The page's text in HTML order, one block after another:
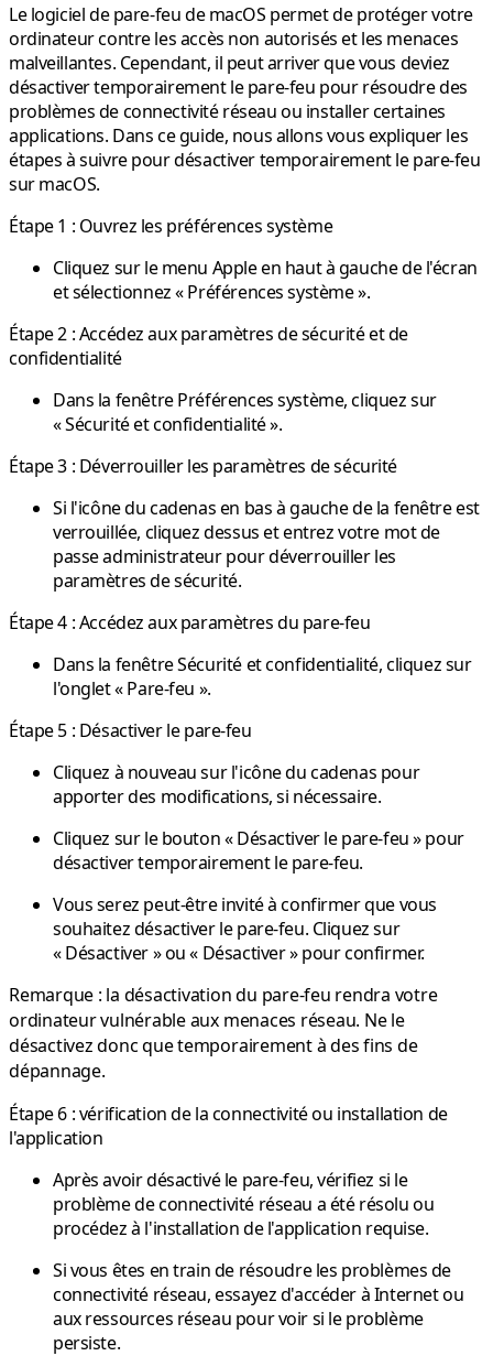
Le logiciel de pare-feu de macOS permet de protéger votre
ordinateur contre les accès non autorisés et les menaces
malveillantes. Cependant, il peut arriver que vous deviez
désactiver temporairement le pare-feu pour résoudre des
problèmes de connectivité réseau ou installer certaines
applications. Dans ce guide, nous allons vous expliquer les
étapes à suivre pour désactiver temporairement le pare-feu
sur macOS.
Étape 1 : Ouvrez les préférences système
Cliquez sur le menu Apple en haut à gauche de l'écran
et sélectionnez « Préférences système ».
Étape 2 : Accédez aux paramètres de sécurité et de
confidentialité
Dans la fenêtre Préférences système, cliquez sur
« Sécurité et confidentialité ».
Étape 3 : Déverrouiller les paramètres de sécurité
Si l'icône du cadenas en bas à gauche de la fenêtre est
verrouillée, cliquez dessus et entrez votre mot de
passe administrateur pour déverrouiller les
paramètres de sécurité.
Étape 4 : Accédez aux paramètres du pare-feu
Dans la fenêtre Sécurité et confidentialité, cliquez sur
l'onglet « Pare-feu ».
Étape 5 : Désactiver le pare-feu
Cliquez à nouveau sur l'icône du cadenas pour
apporter des modifications, si nécessaire.
Cliquez sur le bouton « Désactiver le pare-feu » pour
désactiver temporairement le pare-feu.
Vous serez peut-être invité à confirmer que vous
souhaitez désactiver le pare-feu. Cliquez sur
« Désactiver » ou « Désactiver » pour confirmer.
Remarque : la désactivation du pare-feu rendra votre
ordinateur vulnérable aux menaces réseau. Ne le
désactivez donc que temporairement à des fins de
dépannage.
Étape 6 : vérification de la connectivité ou installation de
l'application
Après avoir désactivé le pare-feu, vérifiez si le
problème de connectivité réseau a été résolu ou
procédez à l'installation de l'application requise.
Si vous êtes en train de résoudre les problèmes de
connectivité réseau, essayez d'accéder à Internet ou
aux ressources réseau pour voir si le problème
persiste.